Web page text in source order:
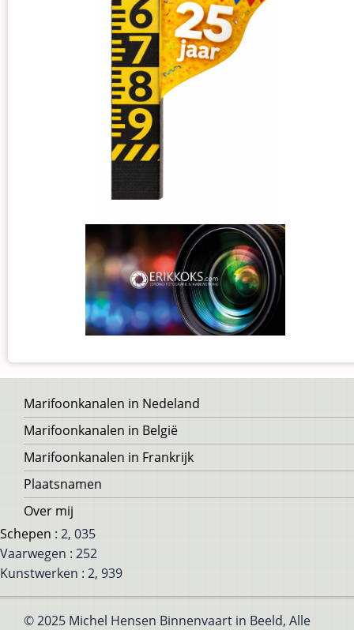
Voet
Marifoonkanalen in Nedeland
Marifoonkanalen in België
Marifoonkanalen in Frankrijk
Plaatsnamen
Over mij
Schepen : 2, 035
Vaarwegen : 252
Kunstwerken : 2, 939
© 2025 Michel Hensen Binnenvaart in Beeld, Alle